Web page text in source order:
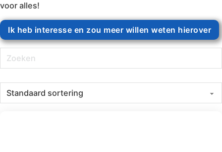
voor alles!
Ik heb interesse en zou meer willen weten hierover